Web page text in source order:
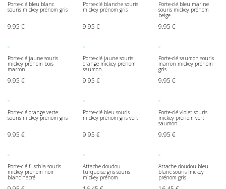
Porte-clé bleu blanc
souris mickey prénom gris
9.95 €
Porte-clé blanche souris
mickey prénom gris
9.95€
Porte-clé bleu marine
souris mickey prénom
beige
9.95 €
Porte-clé jaune souris
mickey prénom bois
marron
9.95 €
Porte-clé jaune souris
orange mickey prénom
saumon
9.95€
Porte-clé saumon souris
marron mickey prénom
gris
9.95 €
Porte-clé orange verte
souris mickey prénom gris
9.95 €
Porte-clé bleu souris
mickey prénom gris vert
9.95€
Porte-clé violet souris
mickey prénom vert
saumon
9.95 €
Porte-clé fuschia souris
mickey prénom noir
blanc nacré
Attache doudou
turquoise gris souris
mickey prénom
Attache doudou bleu
blanc souris mickey
prénom gris